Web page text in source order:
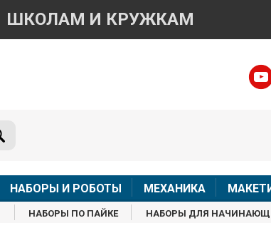
ШКОЛАМ И КРУЖКАМ
НАБОРЫ И РОБОТЫ МЕХАНИКА
НАБОРЫ ПО ПАЙКЕ НАБОРЫ ДЛЯ
приобретения товара
+7 968 454 17 38
аудио сообщения не обслуживаются
Менеджер
shop@iarduino.ru
Менеджер
8 (499) 500-14-56